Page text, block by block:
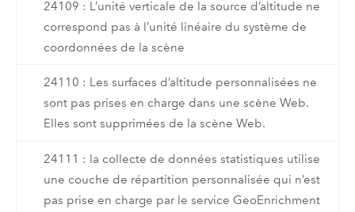
24109 : L’unité verticale de la source d’altitude ne
correspond pas à l’unité linéaire du système de
coordonnées de la scène
24110 : Les surfaces d’altitude personnalisées ne
sont pas prises en charge dans une scène Web.
Elles sont supprimées de la scène Web.
24111 : la collecte de données statistiques utilise
une couche de répartition personnalisée qui n’est
pas prise en charge par le service GeoEnrichment